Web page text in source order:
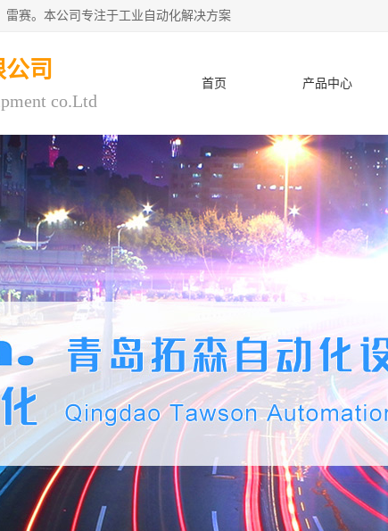
赛。本公司专注于工业自动化解决方案
公司
co.Ltd
首页 产品中心
人才招聘